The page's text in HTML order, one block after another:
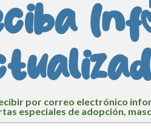
por correo electrónico
especiales de adopción,